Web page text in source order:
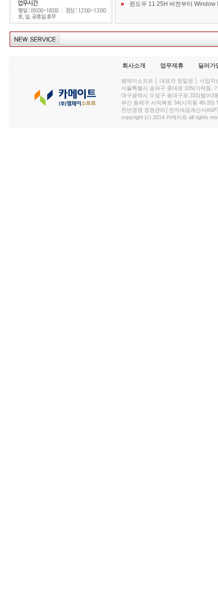
회사소개 업무제휴 딜러가
엠제이소프트 │ 대표자 정일영 │ 사업
서울특별시 송파구 중대로 105(가락동,
대구광역시 수성구 동대구로 331(범어3
부산 동래구 사직북로 34(사직동 48-20)
천년경영 경영관리│전자세금계산서
copyright (c) 2014 카메이트 all rights